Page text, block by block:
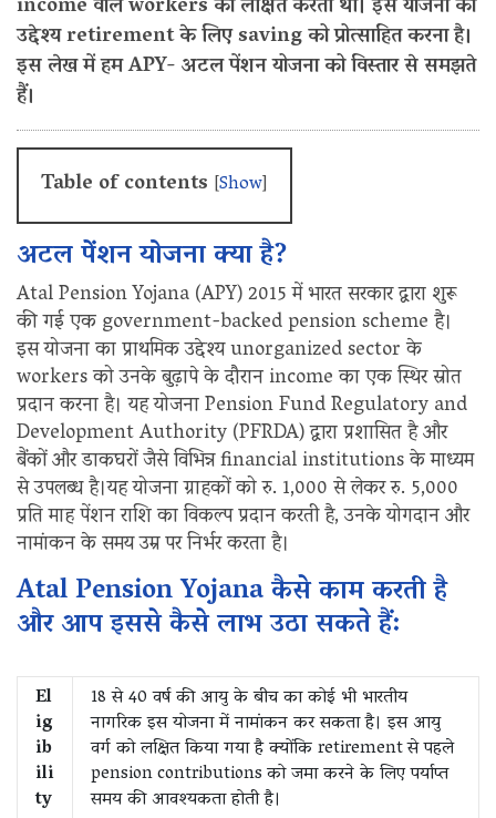
उद्देश्य retirement के लिए saving को प्रोत्साहित करना है।
इस लेख में हम APY- अटल पेंशन योजना को विस्तार से समझते
हैं।
Table of contents [Show]
अटल पेंशन योजना क्या है?
Atal Pension Yojana (APY) 2015 में भारत सरकार द्वारा शुरू
की गई एक government-backed pension scheme है।
इस योजना का प्राथमिक उद्देश्य unorganized sector के
workers को उनके बुढ़ापे के दौरान income का एक स्थिर स्रोत
प्रदान करना है। यह योजना Pension Fund Regulatory and
Development Authority (PFRDA) द्वारा प्रशासित है और
बैंकों और डाकघरों जैसे विभिन्न financial institutions के माध्यम
से उपलब्ध है।यह योजना ग्राहकों को रु. 1,000 से लेकर रु. 5,000
प्रति माह पेंशन राशि का विकल्प प्रदान करती है, उनके योगदान और
नामांकन के समय उम्र पर निर्भर करता है।
Atal Pension Yojana कैसे काम करती है
और आप इससे कैसे लाभ उठा सकते हैं:
El
ig
ib
ili
ty
18 से 40 वर्ष की आयु के बीच का कोई भी भारतीय
नागरिक इस योजना में नामांकन कर सकता है। इस आयु
वर्ग को लक्षित किया गया है क्योंकि retirement से पहले
pension contributions को जमा करने के लिए पर्याप्त
समय की आवश्यकता होती है।